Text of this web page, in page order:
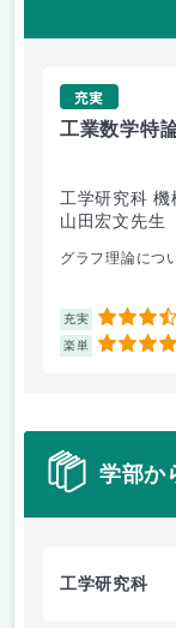
充実
工業数学特
工学研究科
山田宏文先生
グラフ理論につ
充実 3.5
楽単 4
学部か
工学研究科